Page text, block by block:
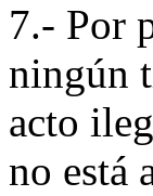
7.- Por
ningún
acto
no está